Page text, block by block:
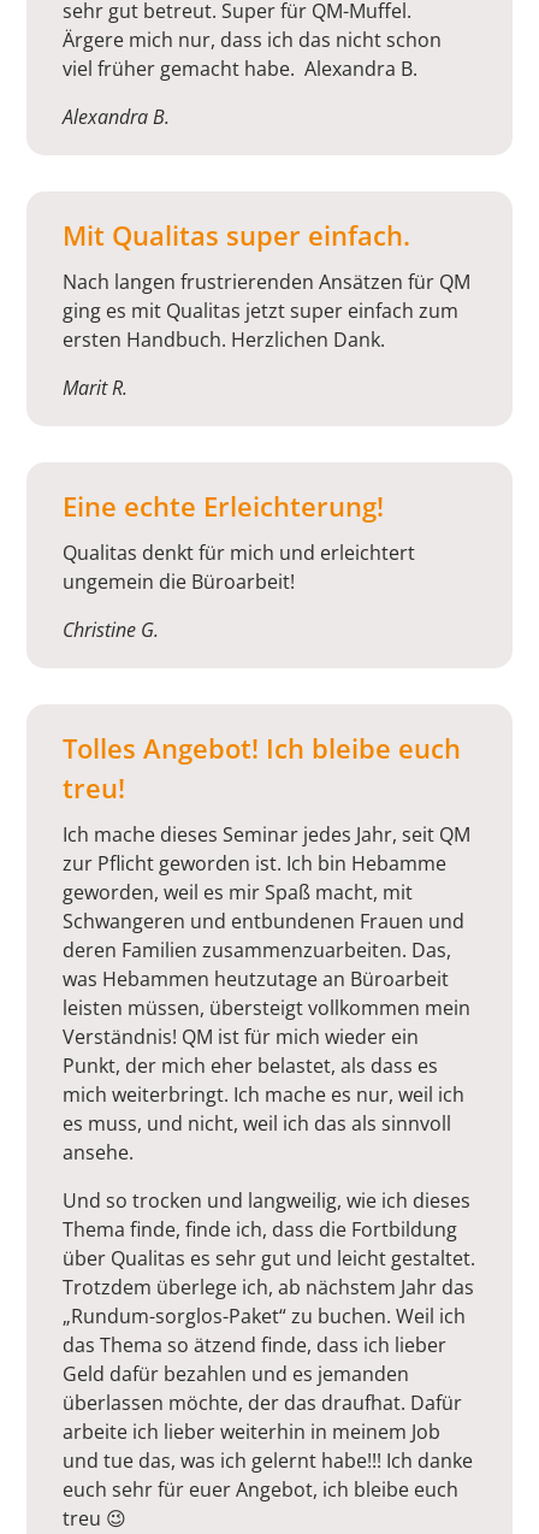
sehr gut betreut. Super für QM-Muffel.
Ärgere mich nur, dass ich das nicht schon
viel früher gemacht habe. Alexandra B.
Alexandra B.
Mit Qualitas super einfach.
Nach langen frustrierenden Ansätzen für QM
ging es mit Qualitas jetzt super einfach zum
ersten Handbuch. Herzlichen Dank.
Marit R.
Eine echte Erleichterung!
Qualitas denkt für mich und erleichtert
ungemein die Büroarbeit!
Christine G.
Tolles Angebot! Ich bleibe euch
treu!
Ich mache dieses Seminar jedes Jahr, seit QM
zur Pflicht geworden ist. Ich bin Hebamme
geworden, weil es mir Spaß macht, mit
Schwangeren und entbundenen Frauen und
deren Familien zusammenzuarbeiten. Das,
was Hebammen heutzutage an Büroarbeit
leisten müssen, übersteigt vollkommen mein
Verständnis! QM ist für mich wieder ein
Punkt, der mich eher belastet, als dass es
mich weiterbringt. Ich mache es nur, weil ich
es muss, und nicht, weil ich das als sinnvoll
ansehe.
Und so trocken und langweilig, wie ich dieses
Thema finde, finde ich, dass die Fortbildung
über Qualitas es sehr gut und leicht gestaltet.
Trotzdem überlege ich, ab nächstem Jahr das
„Rundum-sorglos-Paket“ zu buchen. Weil ich
das Thema so ätzend finde, dass ich lieber
Geld dafür bezahlen und es jemanden
überlassen möchte, der das draufhat. Dafür
arbeite ich lieber weiterhin in meinem Job
und tue das, was ich gelernt habe!!! Ich danke
euch sehr für euer Angebot, ich bleibe euch
treu 😉